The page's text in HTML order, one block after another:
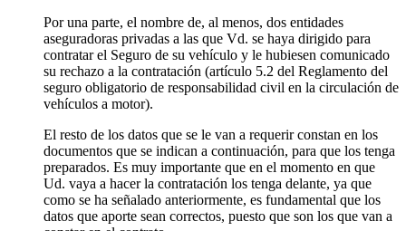
Por una parte, el nombre de, al menos, dos entidades
aseguradoras privadas a las que Vd. se haya dirigido para
contratar el Seguro de su vehículo y le hubiesen comunicado
su rechazo a la contratación (artículo 5.2 del Reglamento del
seguro obligatorio de responsabilidad civil en la circulación de
vehículos a motor).
El resto de los datos que se le van a requerir constan en los
documentos que se indican a continuación, para que los tenga
preparados. Es muy importante que en el momento en que
Ud. vaya a hacer la contratación los tenga delante, ya que
como se ha señalado anteriormente, es fundamental que los
datos que aporte sean correctos, puesto que son los que van a